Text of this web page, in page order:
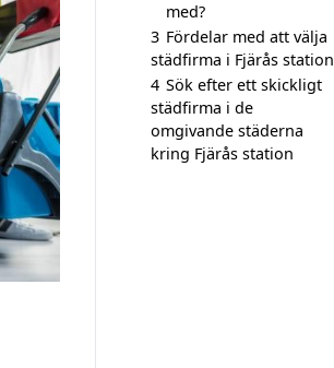
med?
3 Fördelar med att välja
städfirma i Fjärås station
4 Sök efter ett skickligt
städfirma i de
omgivande städerna
kring Fjärås station